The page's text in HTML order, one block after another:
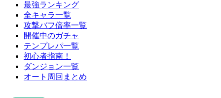
最強ランキング
全キャラ一覧
攻撃バフ倍率一覧
開催中のガチャ
テンプレパ一覧
初心者指南！
ダンジョン一覧
オート周回まとめ